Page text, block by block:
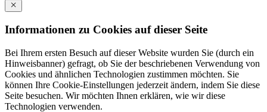
Informationen zu Cookies auf dieser Seite
Bei Ihrem ersten Besuch auf dieser Website wurden Sie (durch ein
Hinweisbanner) gefragt, ob Sie der beschriebenen Verwendung von
Cookies und ähnlichen Technologien zustimmen möchten. Sie
können Ihre Cookie-Einstellungen jederzeit ändern, indem Sie diese
Seite besuchen. Wir möchten Ihnen erklären, wie wir diese
Technologien verwenden.